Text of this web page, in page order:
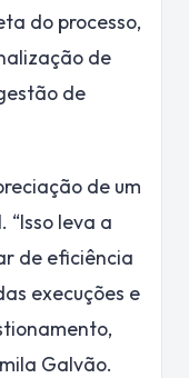
do processo,
de
de
de um
“Isso leva a
de eficiência
execuções e
Galvão.